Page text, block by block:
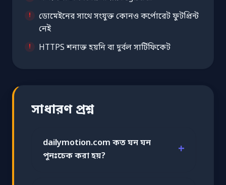
ডোমেইনের সাথে সংযুক্ত কোনও কর্পোরেট ফুটপ্রিন্ট
নেই
HTTPS শনাক্ত হয়নি বা দুর্বল সার্টিফিকেট
সাধারণ প্রশ্ন
dailymotion.com কত ঘন ঘন
পুনঃচেক করা হয়?